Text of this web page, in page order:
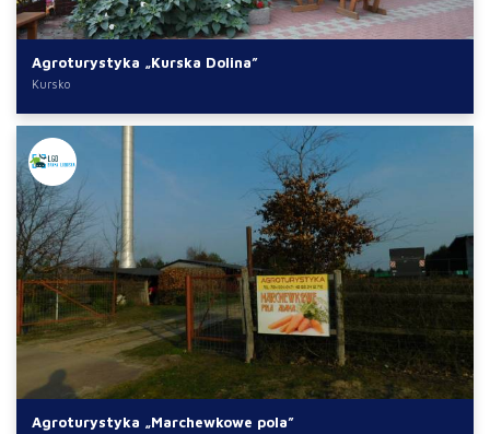
Agroturystyka „Kurska Dolina”
Kursko
Agroturystyka „Marchewkowe pola”